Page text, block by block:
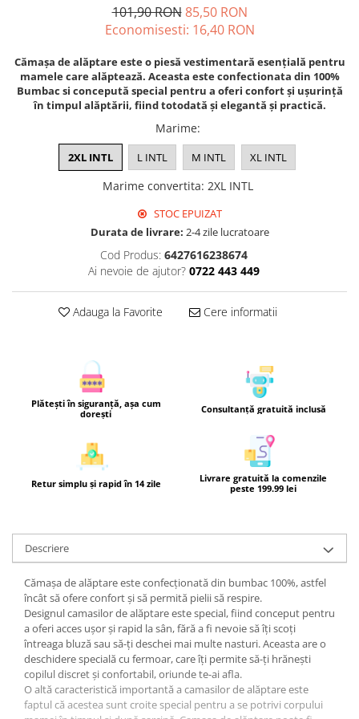
101,90 RON 85,50 RON
Economisesti: 16,40 RON
Cămașa de alăptare este o piesă vestimentară esențială pentru
mamele care alăptează. Aceasta este confectionata din 100%
Bumbac si concepută special pentru a oferi confort și ușurință
în timpul alăptării, fiind totodată și elegantă și practică.
Marime:
2XL INTL L INTL M INTL XL INTL
Marime convertita: 2XL INTL
STOC EPUIZAT
Durata de livrare: 2-4 zile lucratoare
Cod Produs: 6427616238674
Ai nevoie de ajutor? 0722 443 449
Adauga la Favorite Cere informatii
Plătești în siguranță, așa cum
dorești
Consultanță gratuită inclusă
Retur simplu și rapid în 14 zile
Livrare gratuită la comenzile
peste 199.99 lei
Descriere
Cămașa de alăptare este confecționată din bumbac 100%, astfel
încât să ofere confort și să permită pielii să respire.
Designul camasilor de alăptare este special, fiind conceput pentru
a oferi acces ușor și rapid la sân, fără a fi nevoie să îți scoți
întreaga bluză sau să-ți deschei mai multe nasturi. Aceasta are o
deschidere specială cu fermoar, care îți permite să-ți hrănești
copilul discret și confortabil, oriunde te-ai afla.
O altă caracteristică importantă a camasilor de alăptare este
faptul că acestea sunt croite special pentru a se potrivi corpului